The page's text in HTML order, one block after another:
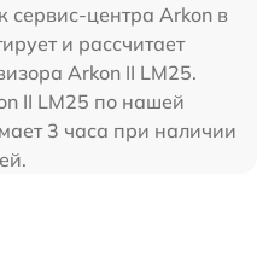
сервис-центра Arkon в
и рассчитает
Arkon II LM25.
II LM25 по нашей
3 часа при наличии